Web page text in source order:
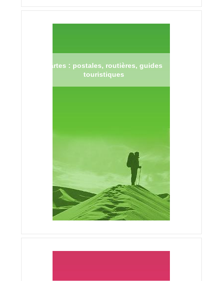
Cartes : postales, routières, guides
touristiques